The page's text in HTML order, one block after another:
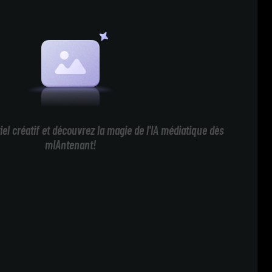
créatif et découvrez la magie de l'IA médiatique dès
mIAntenant!